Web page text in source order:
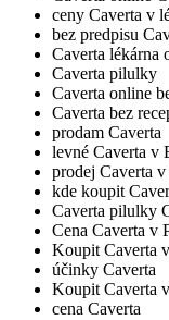
ceny Caverta v
bez predpisu
Caverta lékárna
Caverta pilulky
Caverta online
Caverta bez
prodam Caverta
levné Caverta v
prodej Caverta v
kde koupit
Caverta pilulky
Cena Caverta v
Koupit Caverta
účinky Caverta
Koupit Caverta
cena Caverta